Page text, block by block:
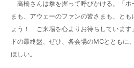
高橋さんは拳を握って呼びかける。「ホ
まも、アウェーのファンの皆さまも、と
ょう！ ご来場を心よりお待ちしています
ドの最終盤、ぜひ、各会場のMCとともに
ほしい。